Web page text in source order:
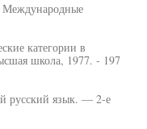
Международные
категории в
школа, 1977. - 197
русский язык. — 2-е